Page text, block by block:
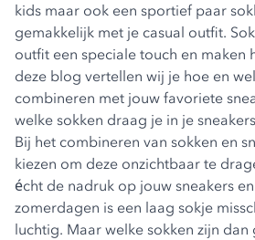
kids maar ook een sportief paar
gemakkelijk met je casual outfit.
outfit een speciale touch en maken
deze blog vertellen wij je hoe en
combineren met jouw favoriete
welke sokken draag je in je
Bij het combineren van sokken en
kiezen om deze onzichtbaar te
écht de nadruk op jouw sneakers
zomerdagen is een laag sokje
luchtig. Maar welke sokken zijn dan